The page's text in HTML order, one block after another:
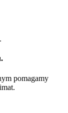
pomagamy